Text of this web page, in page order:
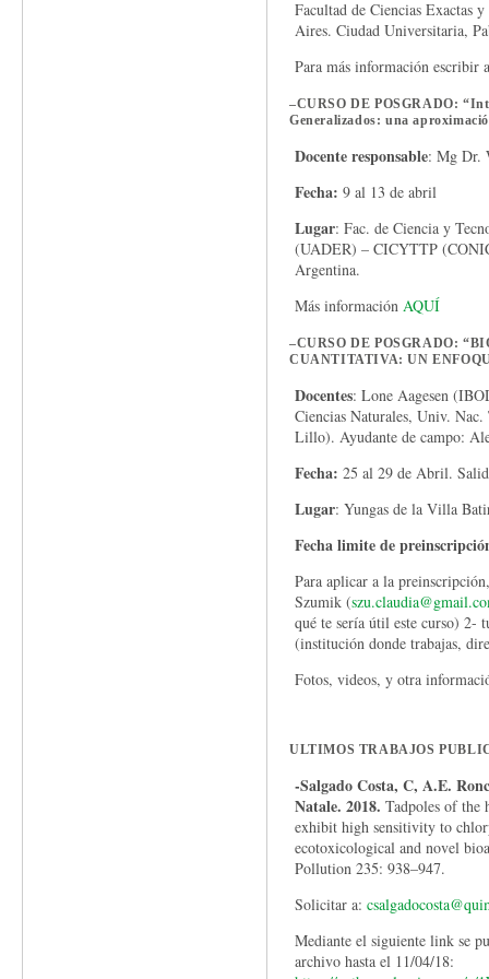
Facultad de Ciencias Exactas
Aires. Ciudad Universitaria,
Para más información escribir
–CURSO DE POSGRADO:
Generalizados: una
Docente responsable: Mg Dr.
Fecha: 9 al 13 de abril
Lugar: Fac. de Ciencia y
(UADER) – CICYTTP
Argentina.
Más información AQUÍ
–CURSO DE POSGRADO:
CUANTITATIVA: UN
Docentes: Lone Aagesen
Ciencias Naturales, Univ.
Lillo). Ayudante de campo:
Fecha: 25 al 29 de Abril.
Lugar: Yungas de la Villa
Fecha limite de
Para aplicar a la
Szumik (
qué te sería útil este curso) 2-
(institución donde trabajas,
Fotos, videos, y otra
ULTIMOS TRABAJOS
-Salgado Costa, C, A.E.
Natale. 2018. Tadpoles of the
exhibit high sensitivity to
ecotoxicological and novel
Pollution 235: 938–947.
Solicitar a:
Mediante el siguiente link se
archivo hasta el 11/04/18: